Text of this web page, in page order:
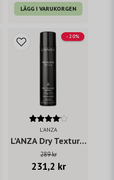
LÄGG I VARUKORGEN
L'ANZA
L'ANZA Dry Texture Spray 300 ml
289 kr
231,2 kr
- 20%